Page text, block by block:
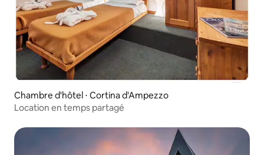
Chambre d'hôtel ⋅ Cortina d'Ampezzo
Location en temps partagé